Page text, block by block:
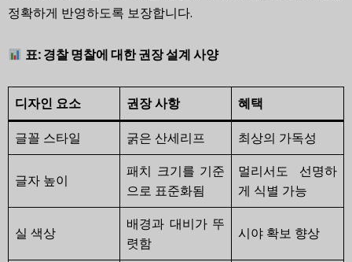
정확하게 반영하도록 보장합니다.
표: 경찰 명찰에 대한 권장 설계 사양
디자인 요소 권장 사항
혜택
글꼴 스타일
굵은 산세리프 최상의 가독성
글자 높이
패치 크기를 기준
으로 표준화됨
멀리서도 선명하
게 식별 가능
실 색상
배경과 대비가 뚜
렷함
시야 확보 향상